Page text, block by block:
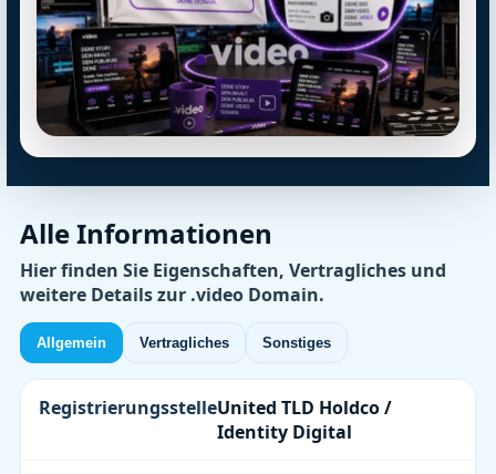
Alle Informationen
Hier finden Sie Eigenschaften, Vertragliches und
weitere Details zur .video Domain.
Allgemein Vertragliches Sonstiges
RegistrierungsstelleUnited TLD Holdco /
Identity Digital